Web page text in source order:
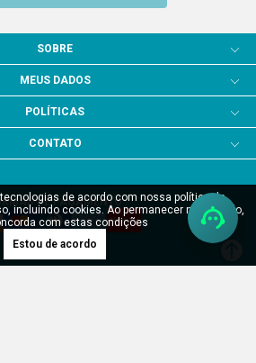
SOBRE
MEUS DADOS
POLÍTICAS
CONTATO
DE PAGAMENTO
de acordo com nossa política de
incluindo cookies. Ao permanecer navegando,
com estas condições
Estou de acordo